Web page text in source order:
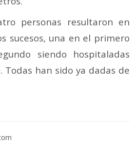
personas resultaron en
sucesos, una en el primero
siendo hospitaladas
han sido ya dadas de